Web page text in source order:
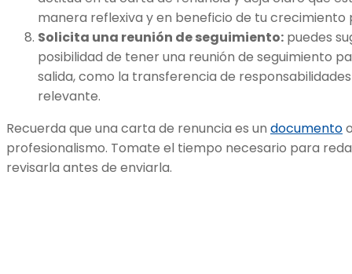
manera reflexiva y en beneficio de tu crecimiento
Solicita una reunión de seguimiento: puedes
posibilidad de tener una reunión de seguimiento
salida, como la transferencia de
relevante.
Recuerda que una carta de renuncia es un documento
profesionalismo. Tomate el tiempo necesario para
revisarla antes de enviarla.